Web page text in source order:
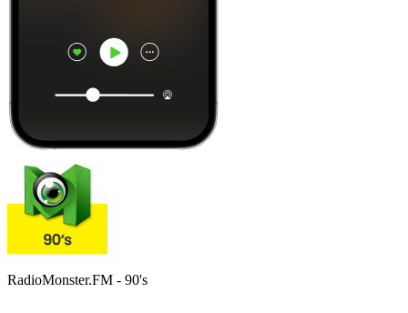
RadioMonster.FM - 90's